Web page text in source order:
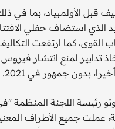
قبل الأولمبياد، بما في
الذي استضاف حفلي
القوى، كما ارتفعت
تدابير لمنع انتشار فيروس
بدون جمهور في 2021.
رئيسة اللجنة المنظمة
عملت جميع الأطراف